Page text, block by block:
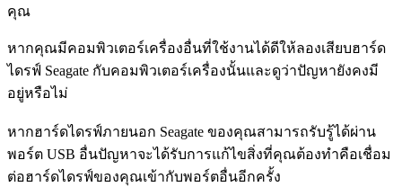
คุณ
หากคุณมีคอมพิวเตอร์เครื่องอื่นที่ใช้งานได้ดีให้ลองเสียบฮาร์ด
ไดรฟ์ Seagate กับคอมพิวเตอร์เครื่องนั้นและดูว่าปัญหายังคงมี
อยู่หรือไม่
หากฮาร์ดไดรฟ์ภายนอก Seagate ของคุณสามารถรับรู้ได้ผ่าน
พอร์ต USB อื่นปัญหาจะได้รับการแก้ไขสิ่งที่คุณต้องทำคือเชื่อม
ต่อฮาร์ดไดรฟ์ของคุณเข้ากับพอร์ตอื่นอีกครั้ง